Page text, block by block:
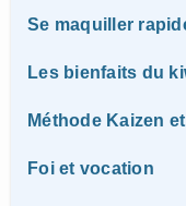
Se maquiller
Les bienfaits du
Méthode Kaizen
Foi et vocation